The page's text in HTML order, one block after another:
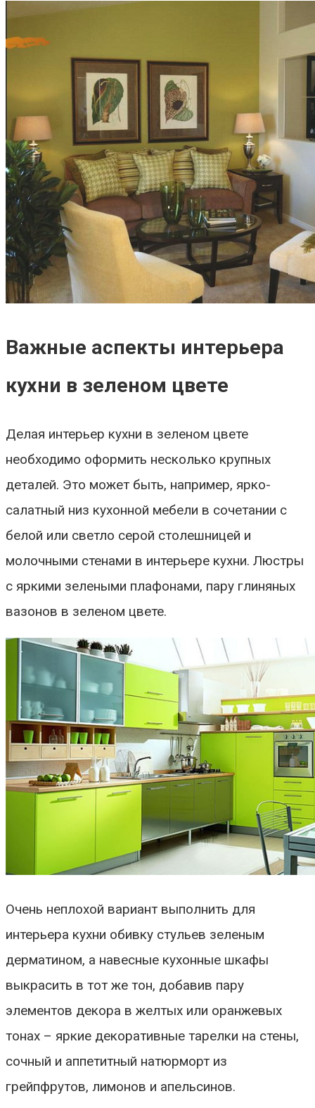
Важные аспекты интерьера
кухни в зеленом цвете
Делая интерьер кухни в зеленом цвете
необходимо оформить несколько крупных
деталей. Это может быть, например, ярко-
салатный низ кухонной мебели в сочетании с
белой или светло серой столешницей и
молочными стенами в интерьере кухни. Люстры
с яркими зелеными плафонами, пару глиняных
вазонов в зеленом цвете.
Очень неплохой вариант выполнить для
интерьера кухни обивку стульев зеленым
дерматином, а навесные кухонные шкафы
выкрасить в тот же тон, добавив пару
элементов декора в желтых или оранжевых
тонах – яркие декоративные тарелки на стены,
сочный и аппетитный натюрморт из
грейпфрутов, лимонов и апельсинов.